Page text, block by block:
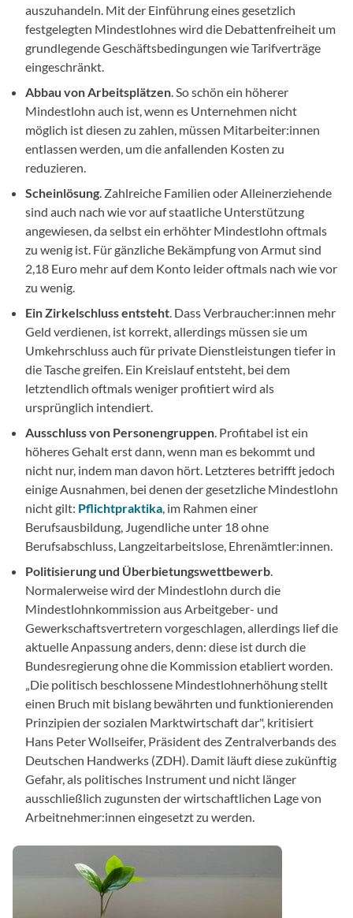
auszuhandeln. Mit der Einführung eines gesetzlich
festgelegten Mindestlohnes wird die Debattenfreiheit um
grundlegende Geschäftsbedingungen wie Tarifverträge
eingeschränkt.
Abbau von Arbeitsplätzen. So schön ein höherer
Mindestlohn auch ist, wenn es Unternehmen nicht
möglich ist diesen zu zahlen, müssen Mitarbeiter:innen
entlassen werden, um die anfallenden Kosten zu
reduzieren.
Scheinlösung. Zahlreiche Familien oder Alleinerziehende
sind auch nach wie vor auf staatliche Unterstützung
angewiesen, da selbst ein erhöhter Mindestlohn oftmals
zu wenig ist. Für gänzliche Bekämpfung von Armut sind
2,18 Euro mehr auf dem Konto leider oftmals nach wie vor
zu wenig.
Ein Zirkelschluss entsteht. Dass Verbraucher:innen mehr
Geld verdienen, ist korrekt, allerdings müssen sie um
Umkehrschluss auch für private Dienstleistungen tiefer in
die Tasche greifen. Ein Kreislauf entsteht, bei dem
letztendlich oftmals weniger profitiert wird als
ursprünglich intendiert.
Ausschluss von Personengruppen. Profitabel ist ein
höheres Gehalt erst dann, wenn man es bekommt und
nicht nur, indem man davon hört. Letzteres betrifft jedoch
einige Ausnahmen, bei denen der gesetzliche Mindestlohn
nicht gilt: Pflichtpraktika, im Rahmen einer
Berufsausbildung, Jugendliche unter 18 ohne
Berufsabschluss, Langzeitarbeitslose, Ehrenämtler:innen.
Politisierung und Überbietungswettbewerb.
Normalerweise wird der Mindestlohn durch die
Mindestlohnkommission aus Arbeitgeber- und
Gewerkschaftsvertretern vorgeschlagen, allerdings lief die
aktuelle Anpassung anders, denn: diese ist durch die
Bundesregierung ohne die Kommission etabliert worden.
„Die politisch beschlossene Mindestlohnerhöhung stellt
einen Bruch mit bislang bewährten und funktionierenden
Prinzipien der sozialen Marktwirtschaft dar", kritisiert
Hans Peter Wollseifer, Präsident des Zentralverbands des
Deutschen Handwerks (ZDH). Damit läuft diese zukünftig
Gefahr, als politisches Instrument und nicht länger
ausschließlich zugunsten der wirtschaftlichen Lage von
Arbeitnehmer:innen eingesetzt zu werden.